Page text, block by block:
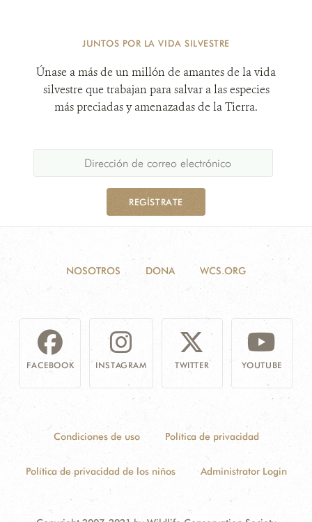
JUNTOS POR LA VIDA SILVESTRE
Únase a más de un millón de amantes de la vida
silvestre que trabajan para salvar a las especies
más preciadas y amenazadas de la Tierra.
REGÍSTRATE
NOSOTROS DONA WCS.ORG
FACEBOOK INSTAGRAM TWITTER YOUTUBE
Condiciones de uso Política de privacidad
Política de privacidad de los niños Administrator Login